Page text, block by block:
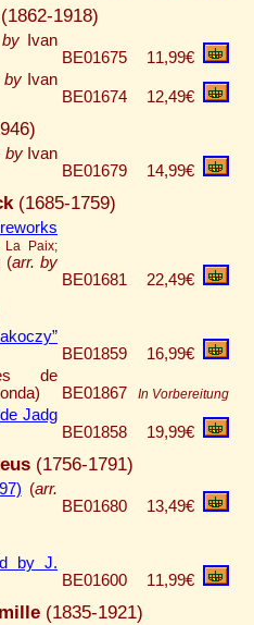
(1862-1918)
Ivan
BE01675
11,99€
by Ivan
BE01674 12,49€
byIvan
BE01679 14,99€
(1685-1759)
La Paix;
(arr. by
BE01681 22,49€
BE01859
16,99€
de
BE01867 In Vorbereitung
Jadg
BE01858 19,99€
(1756-1791)
(arr.
BE01680 13,49€
by J.
BE01600 11,99€
(1835-1921)